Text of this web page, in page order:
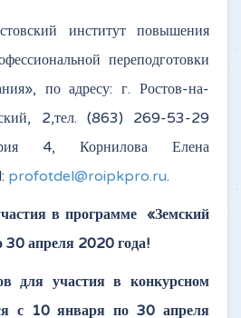
институт повышения
переподготовки
по адресу: г. Ростов-на-
2,тел. (863) 269-53-29
4, Корнилова Елена
profotdel@roipkpro.ru.
в программе «Земский
30 апреля 2020 года!
для участия в конкурсном
с 10 января по 30 апреля